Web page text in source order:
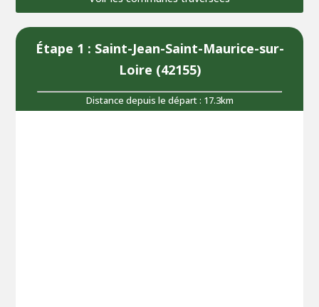
Étape 1 : Saint-Jean-Saint-Maurice-sur-
Loire (42155)
Distance depuis le départ : 17.3km